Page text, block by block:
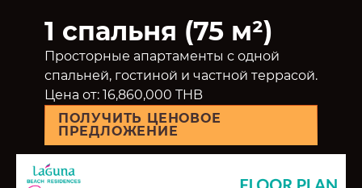
1 спальня (75 м²)
Просторные апартаменты с одной
спальней, гостиной и частной террасой.
Цена от: 16,860,000 THB
ПОЛУЧИТЬ ЦЕНОВОЕ
ПРЕДЛОЖЕНИЕ